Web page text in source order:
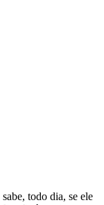
todo dia, se ele